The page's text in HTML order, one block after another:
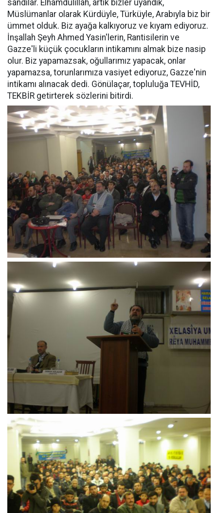
sandılar. Elhamdulillah, artık bizler uyandık,
Müslümanlar olarak Kürdüyle, Türküyle, Arabıyla biz bir
ümmet olduk. Biz ayağa kalkıyoruz ve kıyam ediyoruz.
İnşallah Şeyh Ahmed Yasin'lerin, Rantisilerin ve
Gazze'li küçük çocukların intikamını almak bize nasip
olur. Biz yapamazsak, oğullarımız yapacak, onlar
yapamazsa, torunlarımıza vasiyet ediyoruz, Gazze'nin
intikamı alınacak dedi. Gönülaçar, topluluğa TEVHİD,
TEKBİR getirterek sözlerini bitirdi.